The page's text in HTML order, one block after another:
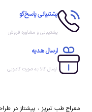
پشتیبانی پاسخ‌گو
پشتیبانی و مشاوره فروش
ارسال هدیه
ارسال کالا به صورت کادویی
معراج طب تبریز ، پیشتاز در